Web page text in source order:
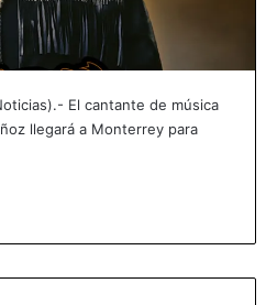
El cantante de música
llegará a Monterrey para